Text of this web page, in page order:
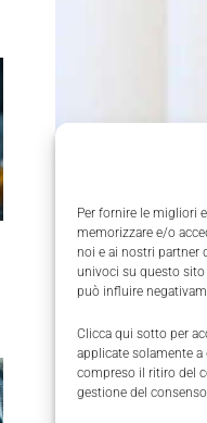
Per fornire le migliori
memorizzare e/o
noi e ai nostri partner
univoci su questo
può influire
Clicca qui sotto per
applicate solamente
compreso il ritiro del
gestione del